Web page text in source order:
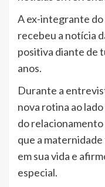
A ex-integrante
recebeu a notícia
positiva diante de
anos.
Durante a
nova rotina ao
do relacionamento
que a
em sua vida e
especial.